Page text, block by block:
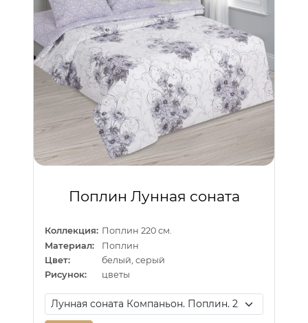
Поплин Лунная соната
Коллекция: Поплин 220 см.
Материал:
Поплин
Цвет:
белый, серый
Рисунок:
цветы